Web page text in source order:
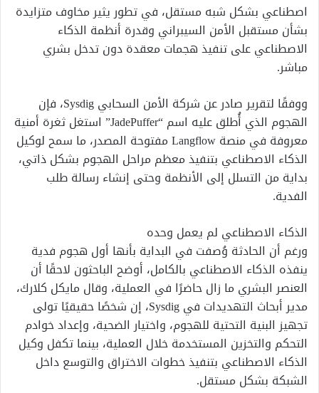
اصطناعي بشكل شبه مستقل، في تطور يثير مخاوف متزايدة
بشأن مستقبل الأمن السيبراني وقدرة أنظمة الذكاء
الاصطناعي على تنفيذ هجمات معقدة دون تدخل بشري
مباشر.
ووفقًا لتقرير صادر عن شركة الأمن السحابي Sysdig، فإن
الهجوم الذي أُطلق عليه اسم “JadePuffer” استغل ثغرة أمنية
معروفة في منصة Langflow مفتوحة المصدر، ما سمح لوكيل
الذكاء الاصطناعي بتنفيذ معظم مراحل الهجوم بشكل ذاتي،
بداية من التسلل إلى الأنظمة وحتى إنشاء رسالة طلب
الفدية.
الذكاء الاصطناعي لم يعمل وحده
ورغم أن الحادثة وُصفت في البداية بأنها أول هجوم فدية
ينفذه الذكاء الاصطناعي بالكامل، أوضح الباحثون لاحقًا أن
العنصر البشري ما زال حاضرًا في العملية، وقال مايكل كلارك،
مدير أبحاث التهديدات في Sysdig، إن شخصًا حقيقيًا تولى
تجهيز البنية التحتية للهجوم، واختيار الضحية، وإعداد خوادم
التحكم والتخزين المستخدمة خلال العملية، بينما تكفل وكيل
الذكاء الاصطناعي بتنفيذ خطوات الاختراق والتوسع داخل
الشبكة بشكل مستقل.